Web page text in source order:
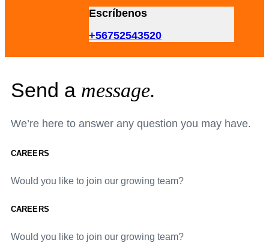
Escríbenos
+56752543520
Send a message.
We’re here to answer any question you may have.
CAREERS
Would you like to join our growing team?
CAREERS
Would you like to join our growing team?